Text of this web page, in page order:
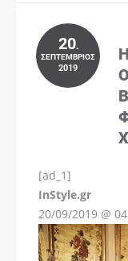
20.
ΣΕΠΤΈΜΒΡΙΟΣ
2019
[ad_1]
InStyle.gr
20/09/2019 @